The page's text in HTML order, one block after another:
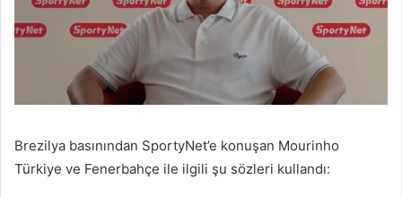
Brezilya basınından SportyNet’e konuşan Mourinho
Türkiye ve Fenerbahçe ile ilgili şu sözleri kullandı: